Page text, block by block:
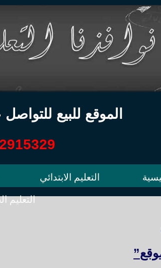
الموقع للبيع
التعليم الابتدائي
التعليم